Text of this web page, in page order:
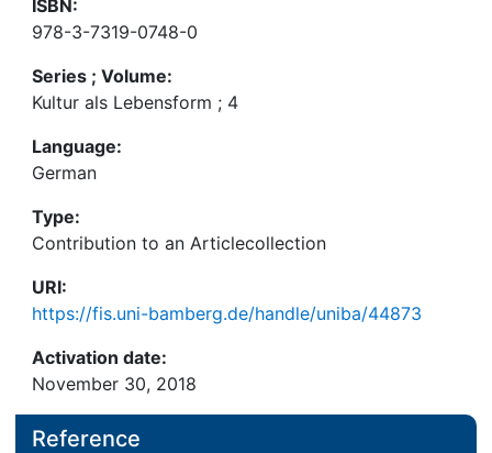
ISBN:
978-3-7319-0748-0
Series ; Volume:
Kultur als Lebensform ; 4
Language:
German
Type:
Contribution to an Articlecollection
URI:
https://fis.uni-bamberg.de/handle/uniba/44873
Activation date:
November 30, 2018
Reference